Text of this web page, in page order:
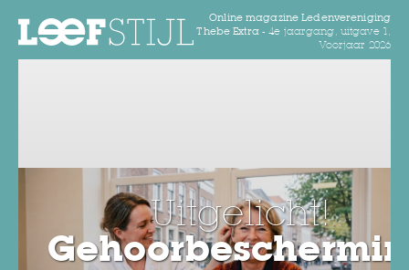
Online magazine Ledenvereniging
Thebe Extra -4e jaargang, uitgave 1,
Voorjaar 2026
Uitgelicht!